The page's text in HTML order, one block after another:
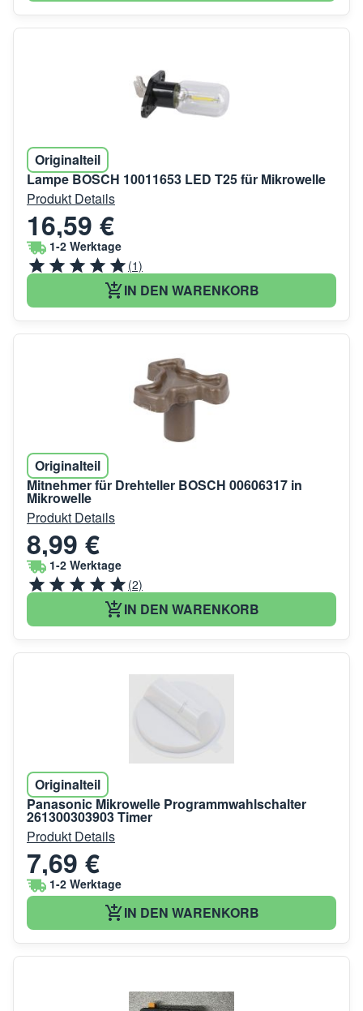
Originalteil
Lampe BOSCH 10011653 LED T25 für Mikrowelle
Produkt Details
16,59 €
1-2 Werktage
(1)
IN DEN WARENKORB
Originalteil
Mitnehmer für Drehteller BOSCH 00606317 in
Mikrowelle
Produkt Details
8,99 €
1-2 Werktage
(2)
IN DEN WARENKORB
Originalteil
Panasonic Mikrowelle Programmwahlschalter
261300303903 Timer
Produkt Details
7,69 €
1-2 Werktage
IN DEN WARENKORB